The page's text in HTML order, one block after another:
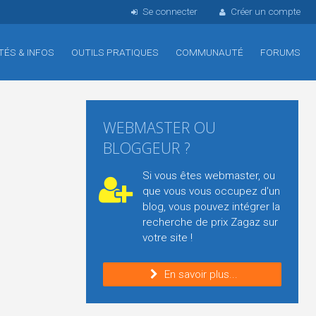
Se connecter Créer un compte
& INFOS OUTILS PRATIQUES COMMUNAUTÉ FORUMS
WEBMASTER OU
BLOGGEUR ?
Si vous êtes webmaster, ou
que vous vous occupez d'un
blog, vous pouvez intégrer la
recherche de prix Zagaz sur
votre site !
En savoir plus...